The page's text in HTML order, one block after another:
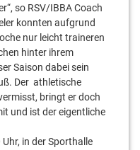
so RSV/IBBA Coach
konnten aufgrund
nur leicht traineren
hinter ihrem
Saison dabei sein
Der athletische
bringt er doch
und ist der eigentliche
in der Sporthalle